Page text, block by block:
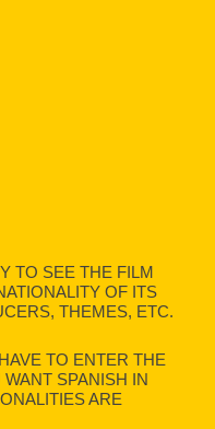
TO SEE THE FILM
OF ITS
THEMES, ETC.
TO ENTER THE
SPANISH IN
ARE